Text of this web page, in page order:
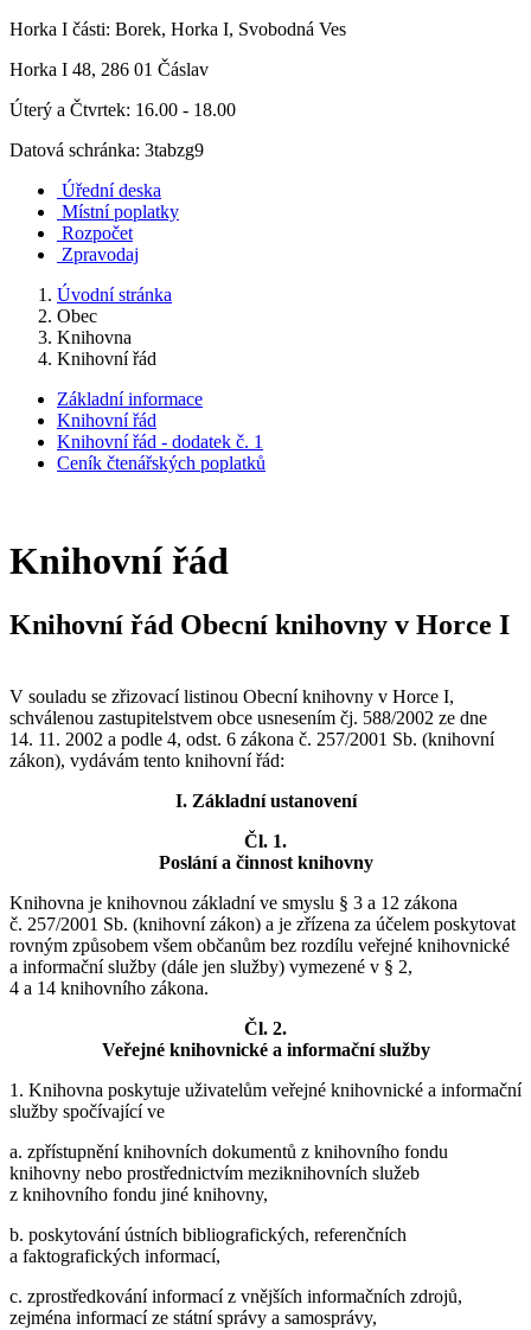
Horka I části: Borek, Horka I, Svobodná Ves
Horka I 48, 286 01 Čáslav
Úterý a Čtvrtek: 16.00 - 18.00
Datová schránka: 3tabzg9
Úřední deska
Místní poplatky
Rozpočet
Zpravodaj
Úvodní stránka
Obec
Knihovna
Knihovní řád
Základní informace
Knihovní řád
Knihovní řád - dodatek č. 1
Ceník čtenářských poplatků
Knihovní řád
Knihovní řád Obecní knihovny v Horce I
V souladu se zřizovací listinou Obecní knihovny v Horce I,
schválenou zastupitelstvem obce usnesením čj. 588/2002 ze dne
14. 11. 2002 a podle 4, odst. 6 zákona č. 257/2001 Sb. (knihovní
zákon), vydávám tento knihovní řád:
I. Základní ustanovení
Čl. 1.
Poslání a činnost knihovny
Knihovna je knihovnou základní ve smyslu § 3 a 12 zákona
č. 257/2001 Sb. (knihovní zákon) a je zřízena za účelem poskytovat
rovným způsobem všem občanům bez rozdílu veřejné knihovnické
a informační služby (dále jen služby) vymezené v § 2,
4 a 14 knihovního zákona.
Čl. 2.
Veřejné knihovnické a informační služby
1. Knihovna poskytuje uživatelům veřejné knihovnické a informační
služby spočívající ve
a. zpřístupnění knihovních dokumentů z knihovního fondu
knihovny nebo prostřednictvím meziknihovních služeb
z knihovního fondu jiné knihovny,
b. poskytování ústních bibliografických, referenčních
a faktografických informací,
c. zprostředkování informací z vnějších informačních zdrojů,
zejména informací ze státní správy a samosprávy,